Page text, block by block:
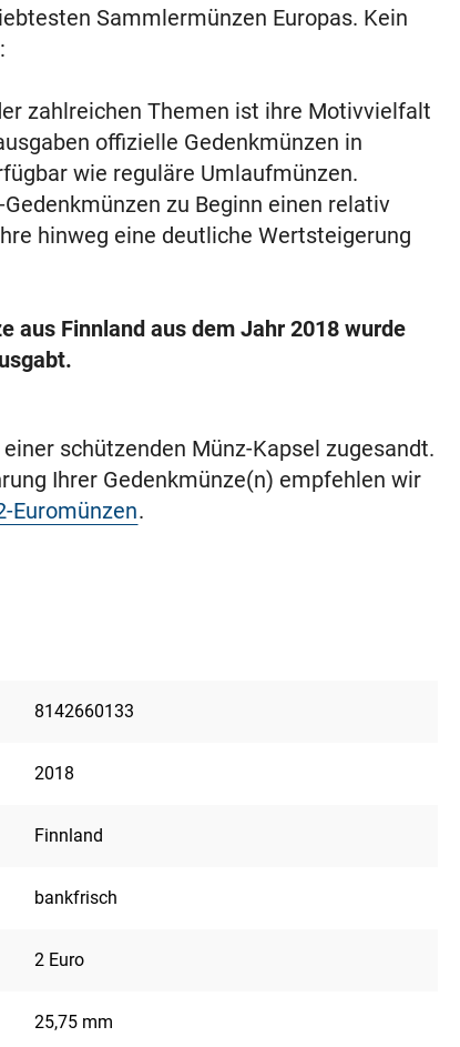
Sammlermünzen Europas. Kein
zahlreichen Themen ist ihre Motivvielfalt
offizielle Gedenkmünzen in
wie reguläre Umlaufmünzen.
zu Beginn einen relativ
hinweg eine deutliche Wertsteigerung
aus Finnland aus dem Jahr 2018 wurde
schützenden Münz-Kapsel zugesandt.
Ihrer Gedenkmünze(n) empfehlen wir
Euromünzen.
8142660133
2018
Finnland
bankfrisch
2 Euro
25,75 mm